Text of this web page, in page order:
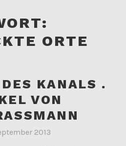
ORTE
KANALS .
VON
2013